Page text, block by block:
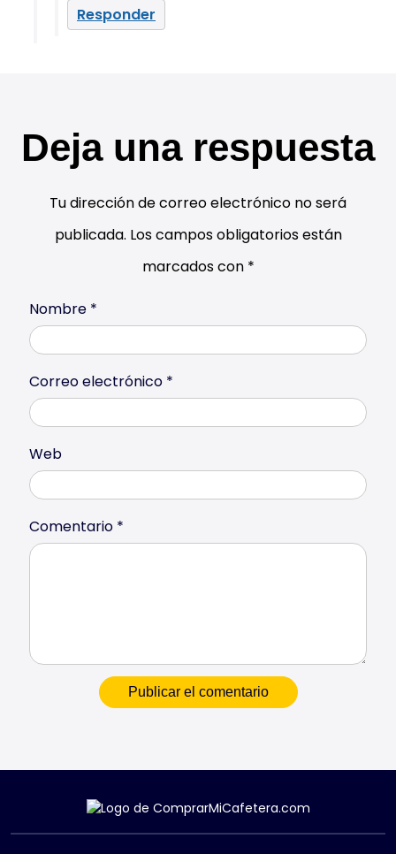
Responder
Deja una respuesta
Tu dirección de correo electrónico no será
publicada. Los campos obligatorios están
marcados con *
Comentario *
Nombre *
Correo electrónico *
Web